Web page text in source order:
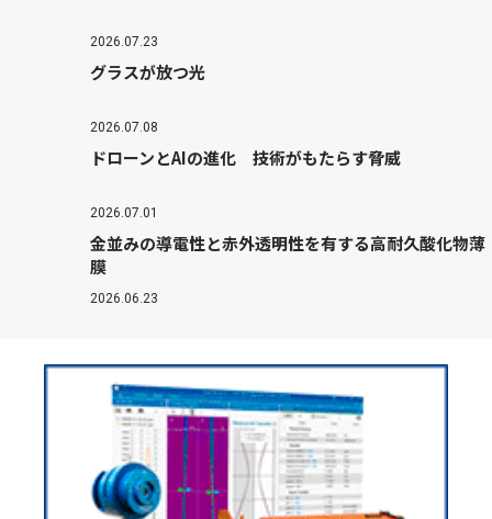
2026.07.23
グラスが放つ光
2026.07.08
ドローンとAIの進化 技術がもたらす脅威
2026.07.01
金並みの導電性と赤外透明性を有する高耐久酸化物薄
膜
2026.06.23